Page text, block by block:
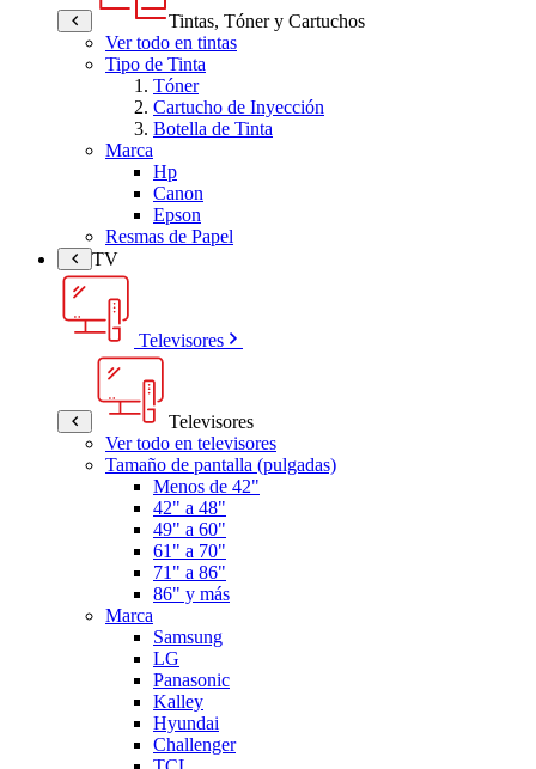
Tintas, Tóner y Cartuchos
Ver todo en tintas
Tipo de Tinta
Tóner
Cartucho de Inyección
Botella de Tinta
Marca
Hp
Canon
Epson
Resmas de Papel
TV
Televisores
Televisores
Ver todo en televisores
Tamaño de pantalla (pulgadas)
Menos de 42"
42" a 48"
49" a 60"
61" a 70"
71" a 86"
86" y más
Marca
Samsung
LG
Panasonic
Kalley
Hyundai
Challenger